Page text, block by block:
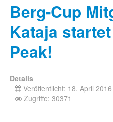
Berg-Cup
Kataja
Peak!
Details
Veröffentlicht: 18. April 2016
Zugriffe: 30371